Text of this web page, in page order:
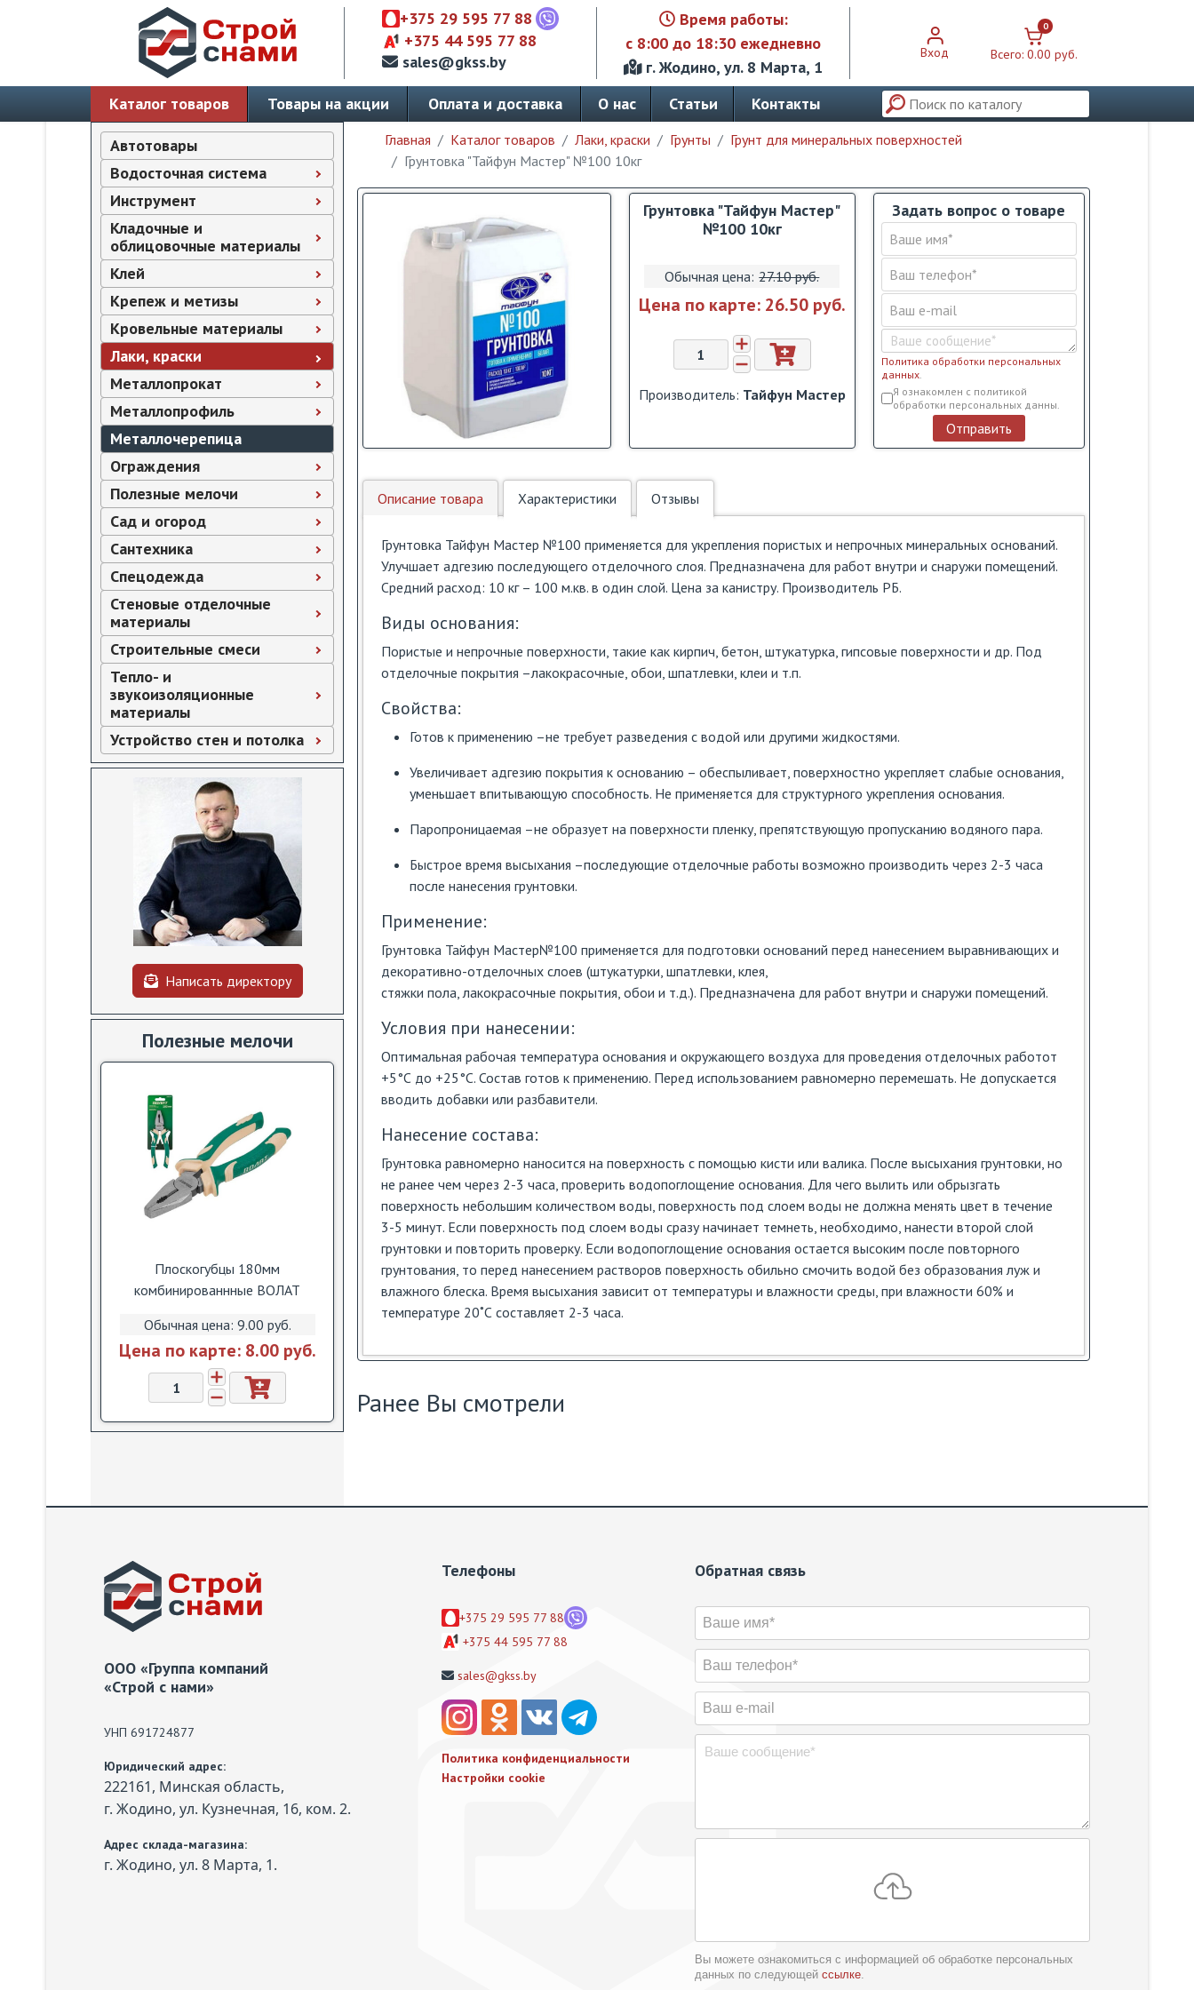
+375 29 595 77 88
+375 44 595 77 88
sales@gkss.by
Время работы:
с 8:00 до 18:30 ежедневно
г. Жодино, ул. 8 Марта, 1
Вход
0
Всего: 0.00 pуб.
Каталог товаров Товары на акции Оплата и доставка О нас Статьи Контакты
Автотовары
Водосточная система
Инструмент
Кладочные и
облицовочные материалы
Клей
Крепеж и метизы
Кровельные материалы
Лаки, краски
Металлопрокат
Металлопрофиль
Металлочерепица
Ограждения
Полезные мелочи
Сад и огород
Сантехника
Спецодежда
Стеновые отделочные
материалы
Строительные смеси
Тепло- и
звукоизоляционные
материалы
Устройство стен и потолка
Написать директору
Полезные мелочи
Плоскогубцы 180мм
комбинированнные ВОЛАТ
Обычная цена: 9.00 pуб.
Цена по карте: 8.00 pуб.
Главная Каталог товаров Лаки, краски Грунты
Грунт для минеральных поверхностей
Грунтовка "Тайфун Мастер" №100 10кг
Грунтовка "Тайфун Мастер"
№100 10кг
Обычная цена: 27.10 pуб.
Цена по карте: 26.50 pуб.
Производитель: Тайфун Мастер
Задать вопрос о товаре
Политика обработки персональных
данных.
Условия обслуживания
Я ознакомлен с политикой
обработки персональных данны.
Отправить
Описание товара Характеристики Отзывы
Грунтовка Тайфун Мастер №100 применяется для укрепления пористых и непрочных минеральных оснований.
Улучшает адгезию последующего отделочного слоя. Предназначена для работ внутри и снаружи помещений.
Средний расход: 10 кг – 100 м.кв. в один слой. Цена за канистру. Производитель РБ.
Виды основания:
Пористые и непрочные поверхности, такие как кирпич, бетон, штукатурка, гипсовые поверхности и др. Под
отделочные покрытия –лакокрасочные, обои, шпатлевки, клеи и т.п.
Свойства:
Готов к применению –не требует разведения с водой или другими жидкостями.
Увеличивает адгезию покрытия к основанию – обеспыливает, поверхностно укрепляет слабые основания,
уменьшает впитывающую способность. Не применяется для структурного укрепления основания.
Паропроницаемая –не образует на поверхности пленку, препятствующую пропусканию водяного пара.
Быстрое время высыхания –последующие отделочные работы возможно производить через 2-3 часа
после нанесения грунтовки.
Применение:
Грунтовка Тайфун Мастер№100 применяется для подготовки оснований перед нанесением выравнивающих и
декоративно-отделочных слоев (штукатурки, шпатлевки, клея,
стяжки пола, лакокрасочные покрытия, обои и т.д.). Предназначена для работ внутри и снаружи помещений.
Условия при нанесении:
Оптимальная рабочая температура основания и окружающего воздуха для проведения отделочных работот
+5°С до +25°С. Состав готов к применению. Перед использованием равномерно перемешать. Не допускается
вводить добавки или разбавители.
Нанесение состава:
Грунтовка равномерно наносится на поверхность с помощью кисти или валика. После высыхания грунтовки, но
не ранее чем через 2-3 часа, проверить водопоглощение основания. Для чего вылить или обрызгать
поверхность небольшим количеством воды, поверхность под слоем воды не должна менять цвет в течение
3-5 минут. Если поверхность под слоем воды сразу начинает темнеть, необходимо, нанести второй слой
грунтовки и повторить проверку. Если водопоглощение основания остается высоким после повторного
грунтования, то перед нанесением растворов поверхность обильно смочить водой без образования луж и
влажного блеска. Время высыхания зависит от температуры и влажности среды, при влажности 60% и
температуре 20˚С составляет 2-3 часа.
Ранее Вы смотрели
ООО «Группа компаний
«Строй с нами»
УНП 691724877
Юридический адрес:
222161, Минская область,
г. Жодино, ул. Кузнечная, 16, ком. 2.
Адрес склада-магазина:
г. Жодино, ул. 8 Марта, 1.
Телефоны
+375 29 595 77 88
+375 44 595 77 88
sales@gkss.by
Политика конфиденциальности
Настройки cookie
Обратная связь
Вы можете ознакомиться с информацией об обработке персональных
данных по следующей ссылке.